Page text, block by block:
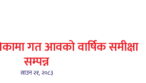
गत आवको वार्षिक समीक्षा
सम्पन्न
साउन २१, २०८३